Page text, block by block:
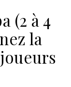
(2 à 4
la